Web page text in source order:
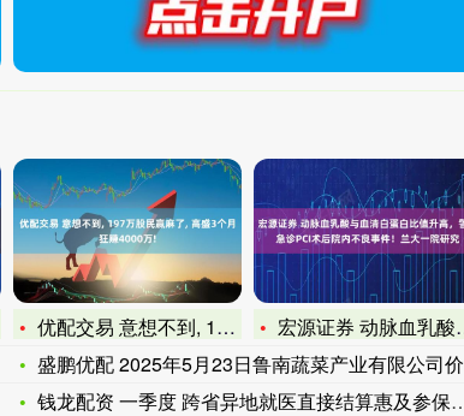
优配交易 意想不到, 197万股民赢麻了, 高盛3个月狂赚4
宏源证券 动脉血乳酸与血清白蛋白比值升高，警惕急诊PCI术后
盛鹏优配 2025年5月23日鲁南蔬菜产业有限公司价格行情
钱龙配资 一季度 跨省异地就医直接结算惠及参保群众超七千万人